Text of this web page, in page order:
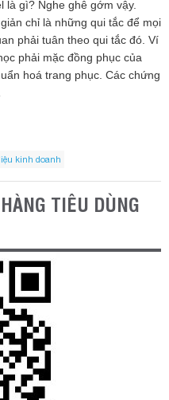
là gì? Nghe ghê gớm vậy.
chỉ là những qui tắc để mọi
phải tuân theo qui tắc đó. Ví
phải mặc đồng phục của
hoá trang phục. Các chứng
kinh doanh
TIÊU DÙNG